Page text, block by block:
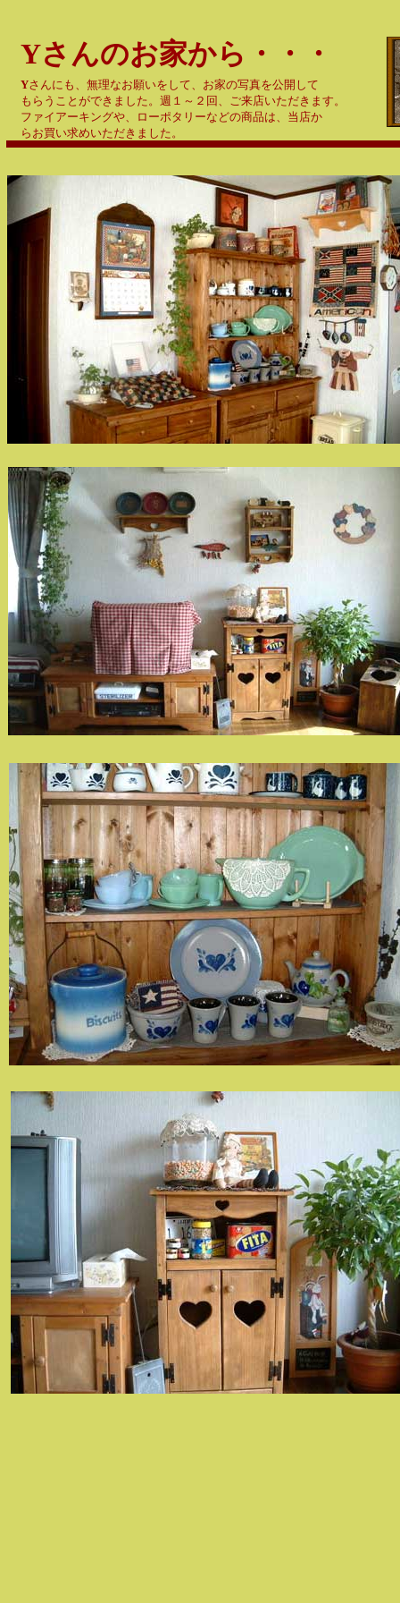
Yさんにも、無理なお願いをして、 お家の写真を公開して
もらうことができました。週１～２回、ご来店いただきます。
ファイアーキングや、ローポタリーなどの商品は、当店か
らお買い求めいただきました。
Yさんのお家から・・・